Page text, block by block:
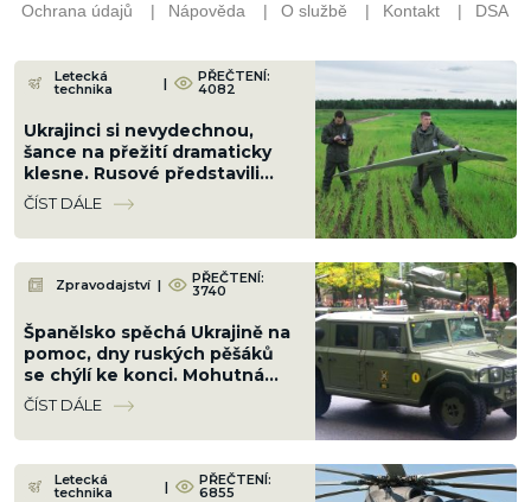
Letecká
technika | PŘEČTENÍ:
4082
Ukrajinci si nevydechnou,
šance na přežití dramaticky
klesne. Rusové představili
systém pro útoky dronů v
rojích
ČÍST DÁLE
Zpravodajství | PŘEČTENÍ:
3740
Španělsko spěchá Ukrajině na
pomoc, dny ruských pěšáků
se chýlí ke konci. Mohutná
dodávka je srovná do latě
ČÍST DÁLE
Letecká
technika | PŘEČTENÍ:
6855